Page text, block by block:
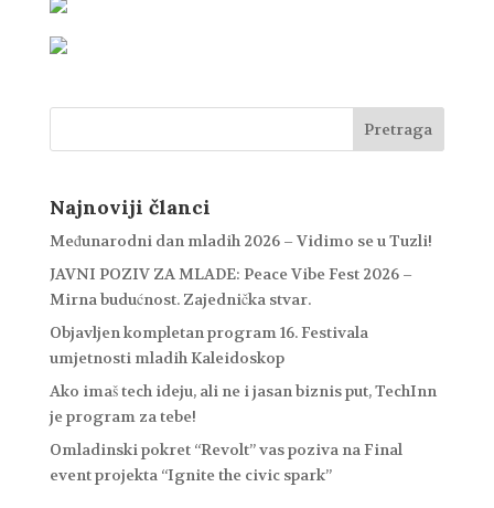
Najnoviji članci
Međunarodni dan mladih 2026 – Vidimo se u Tuzli!
JAVNI POZIV ZA MLADE: Peace Vibe Fest 2026 –
Mirna budućnost. Zajednička stvar.
Objavljen kompletan program 16. Festivala
umjetnosti mladih Kaleidoskop
Ako imaš tech ideju, ali ne i jasan biznis put, TechInn
je program za tebe!
Omladinski pokret “Revolt” vas poziva na Final
event projekta “Ignite the civic spark”